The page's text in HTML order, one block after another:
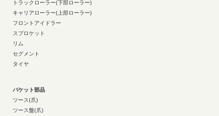
トラックローラー(下部ローラー)
キャリアローラー(上部ローラー)
フロントアイドラー
スプロケット
リム
セグメント
タイヤ
バケット部品
ツース(爪)
ツース盤(爪)